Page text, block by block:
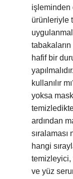
işleminden
ürünleriyle
tabakaların
hafif bir
kullanılır
yoksa
ardından
sıralaması
hangi
temizleyici,
ve yüz